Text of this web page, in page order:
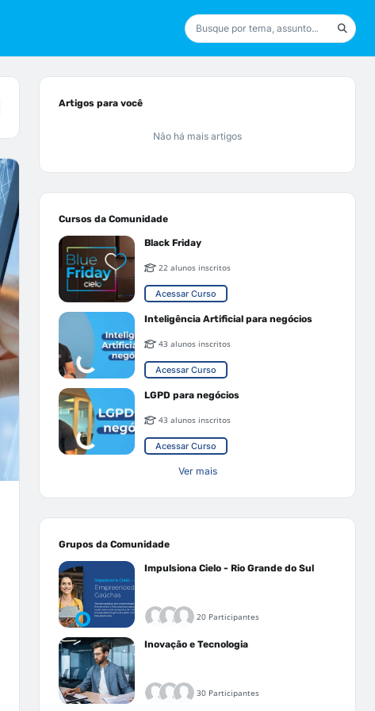
Artigos para você
Não há mais artigos
Cursos da Comunidade
Black Friday
22 alunos inscritos
Acessar Curso
Inteligência Artificial para negócios
43 alunos inscritos
Acessar Curso
LGPD para negócios
43 alunos inscritos
Acessar Curso
Ver mais
Grupos da Comunidade
Impulsiona Cielo - Rio Grande do Sul
20 Participantes
Inovação e Tecnologia
30 Participantes